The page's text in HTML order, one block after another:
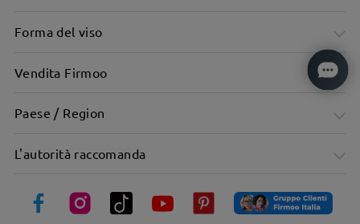
Forma del viso
Vendita Firmoo
Paese / Region
L'autorità raccomanda